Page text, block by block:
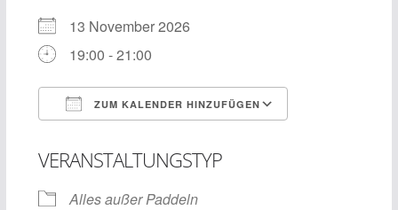
13 November 2026
19:00 - 21:00
ZUM KALENDER HINZUFÜGEN
VERANSTALTUNGSTYP
Alles außer Paddeln